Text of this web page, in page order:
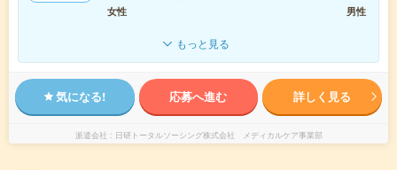
女性
男性
もっと見る
気になる! 応募へ進む 詳しく見る
派遣会社 日研トータルソーシング株式会社 メディカルケア事業部